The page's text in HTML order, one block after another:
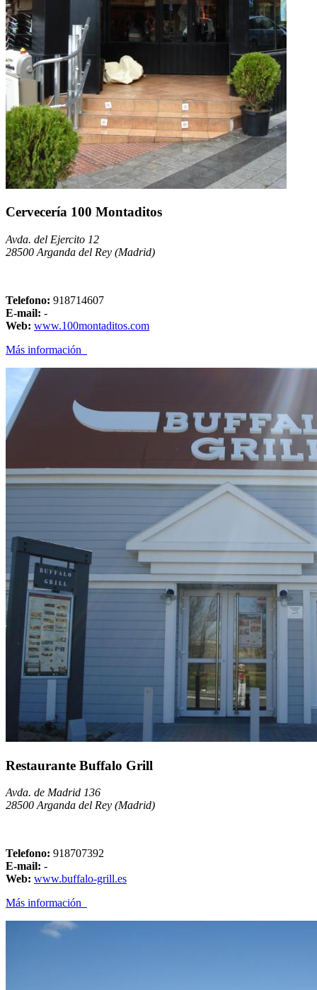
Cervecería 100 Montaditos
Avda. del Ejercito 12
28500 Arganda del Rey (Madrid)
Telefono: 918714607
E-mail: -
Web: www.100montaditos.com
Más información
Restaurante Buffalo Grill
Avda. de Madrid 136
28500 Arganda del Rey (Madrid)
Telefono: 918707392
E-mail: -
Web: www.buffalo-grill.es
Más información